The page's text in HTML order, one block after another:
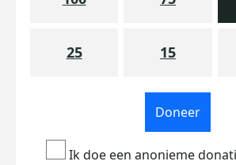
25 15
Doneer
Ik doe een anonieme